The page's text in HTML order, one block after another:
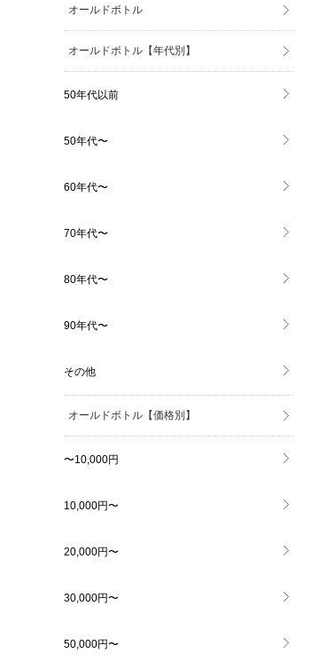
オールドボトル
オールドボトル【年代別】
50年代以前
50年代〜
60年代〜
70年代〜
80年代〜
90年代〜
その他
オールドボトル【価格別】
〜10,000円
10,000円〜
20,000円〜
30,000円〜
50,000円〜